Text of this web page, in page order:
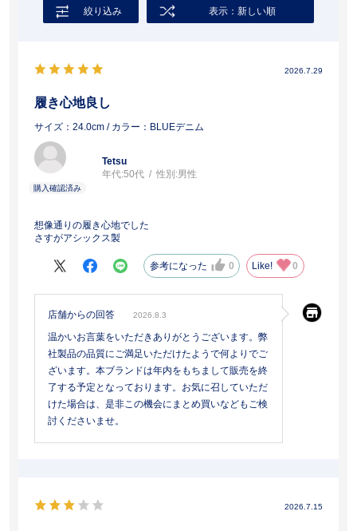
絞り込み 表示：新しい順
2026.7.29
履き心地良し
サイズ：24.0cm / カラー：BLUEデニム
Tetsu
年代:50代 性別:男性
想像通りの履き心地でした
さすがアシックス製
参考になった 0 Like! 0
店舗からの回答 2026.8.3
温かいお言葉をいただきありがとうございます。弊
社製品の品質にご満足いただけたようで何よりでご
ざいます。本ブランドは年内をもちまして販売を終
了する予定となっております。お気に召していただ
けた場合は、是非この機会にまとめ買いなどもご検
討くださいませ。
2026.7.15